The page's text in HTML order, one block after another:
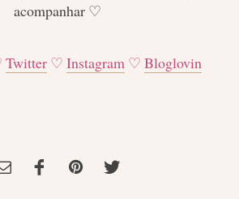
acompanhar ♡
Twitter♡ Instagram♡ Bloglovin